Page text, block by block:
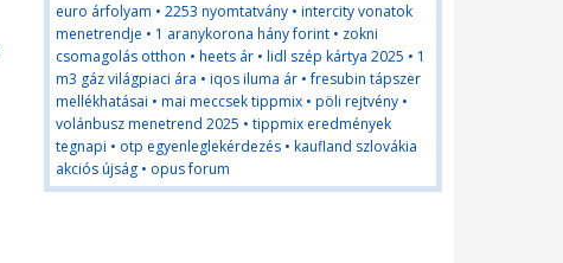
euro árfolyam • 2253 nyomtatvány • intercity vonatok
menetrendje • 1 aranykorona hány forint • zokni
csomagolás otthon • heets ár • lidl szép kártya 2025 • 1
m3 gáz világpiaci ára • iqos iluma ár •fresubin tápszer
mellékhatásai • mai meccsek tippmix • pöli rejtvény •
volánbusz menetrend 2025 • tippmix eredmények
tegnapi • otp egyenleglekérdezés • kaufland szlovákia
akciós újság • opus forum